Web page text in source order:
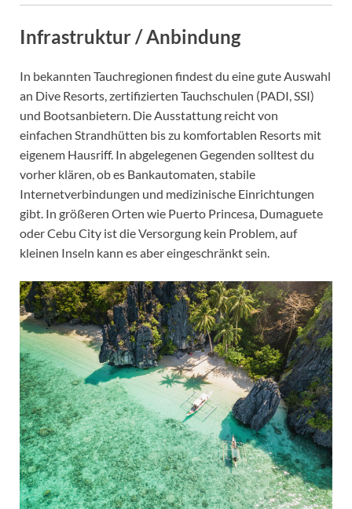
Infrastruktur / Anbindung
In bekannten Tauchregionen findest du eine gute Auswahl
an Dive Resorts, zertifizierten Tauchschulen (PADI, SSI)
und Bootsanbietern. Die Ausstattung reicht von
einfachen Strandhütten bis zu komfortablen Resorts mit
eigenem Hausriff. In abgelegenen Gegenden solltest du
vorher klären, ob es Bankautomaten, stabile
Internetverbindungen und medizinische Einrichtungen
gibt. In größeren Orten wie Puerto Princesa, Dumaguete
oder Cebu City ist die Versorgung kein Problem, auf
kleinen Inseln kann es aber eingeschränkt sein.